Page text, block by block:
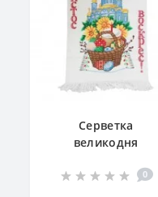
Серветка
великодня
кошик"
0